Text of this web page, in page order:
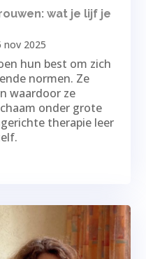
wat je lijf je
nov 2025
hun best om zich
normen. Ze
waardoor ze
onder grote
therapie leer